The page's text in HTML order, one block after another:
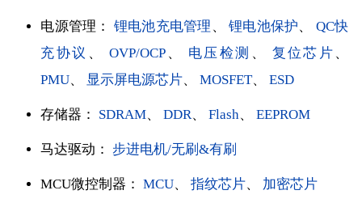
电源管理： 锂电池充电管理 、锂电池保护、 QC快
充协议 、 OVP/OCP、 电压检测 、 复位芯片 、
PMU、 显示屏电源芯片、MOSFET、ESD
存储器： SDRAM、DDR、Flash、EEPROM
马达驱动： 步进电机/无刷&有刷
MCU微控制器：MCU、指纹芯片、 加密芯片